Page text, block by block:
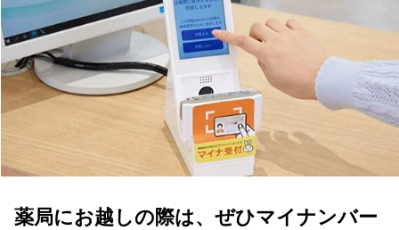
薬局にお越しの際は、ぜひマイナンバー